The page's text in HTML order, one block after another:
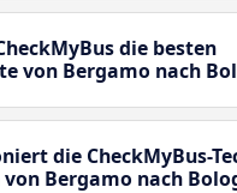
die besten
von Bergamo nach
die CheckMyBus-
Bergamo nach